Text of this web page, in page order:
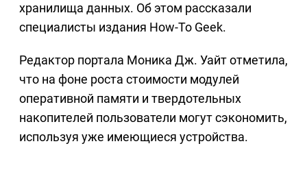
хранилища данных. Об этом рассказали
специалисты издания How-To Geek.
Редактор портала Моника Дж. Уайт отметила,
что на фоне роста стоимости модулей
оперативной памяти и твердотельных
накопителей пользователи могут сэкономить,
используя уже имеющиеся устройства.